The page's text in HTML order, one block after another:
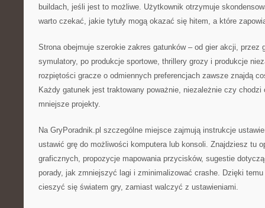
buildach, jeśli jest to możliwe. Użytkownik otrzymuje
warto czekać, jakie tytuły mogą okazać się hitem, a które
Strona obejmuje szerokie zakres gatunków – od gier akcji, przez
symulatory, po produkcje sportowe, thrillery grozy i produkcje
rozpiętości gracze o odmiennych preferencjach zawsze znajdą
Każdy gatunek jest traktowany poważnie, niezależnie czy
mniejsze projekty.
Na GryPoradnik.pl szczególne miejsce zajmują instrukcje
ustawić grę do możliwości komputera lub konsoli. Znajdziesz tu
graficznych, propozycje mapowania przycisków, sugestie
porady, jak zmniejszyć lagi i zminimalizować crashe. Dzięki temu
cieszyć się światem gry, zamiast walczyć z ustawieniami.